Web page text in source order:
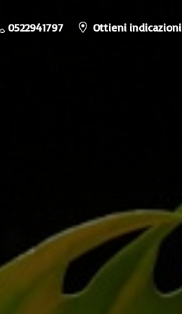
0522941797 Ottieni indicazioni